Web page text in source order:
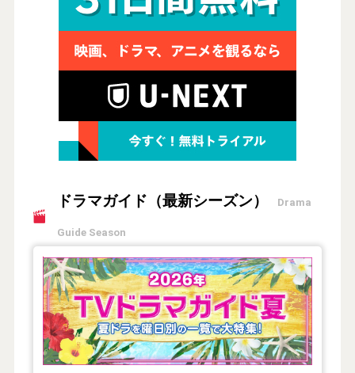
ドラマガイド（最新シーズン） Drama
Guide Season
【2026年夏】TVドラマガイド